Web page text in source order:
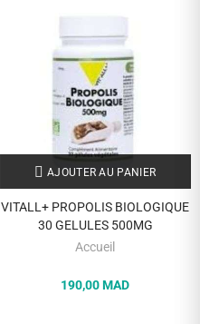
AJOUTER AU PANIER
VITALL+ PROPOLIS BIOLOGIQUE
30 GELULES 500MG
Accueil
190,00 MAD